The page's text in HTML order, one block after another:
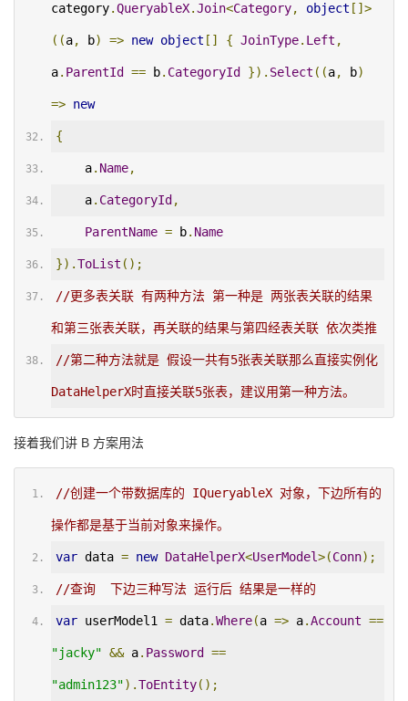
category.QueryableX.Join<Category, object []>
((a, b) => new object [] { JoinType. Left ,
a. ParentId == b. CategoryId }). Select ((a, b)
=> new
{
    a
. Name,
    a
. CategoryId ,
ParentName = b. Name
}).ToList ();
//更多表关联 有两种方法 第一种是 两张表关联的结果
和第三张表关联，再关联的结果与第四经表关联 依次类推
//第二种方法就是 假设一共有5张表关联那么直接实例化
DataHelperX时直接关联5张表，建议用第一种方法。
接着我们讲 B 方案用法
//创建一个带数据库的 IQueryableX 对象，下边所有的
操作都是基于当前对象来操作。
var data = new DataHelperX<UserModel>(Conn);
//查询  下边三种写法 运行后 结果是一样的
var userModel1 = data.Where(a => a.Account ==
"jacky" && a. Password ==
"admin123").ToEntity();